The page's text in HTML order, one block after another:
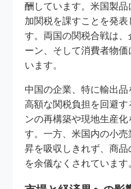
酬しています。米国製
加関税を課すことを発
す。両国の関税合戦は
ーン、そして消費者物
います。
中国の企業、特に輸出品
高額な関税負担を回避
ンの再構築や現地生産
す。一方、米国内の小
昇を吸収しきれず、商
を余儀なくされています